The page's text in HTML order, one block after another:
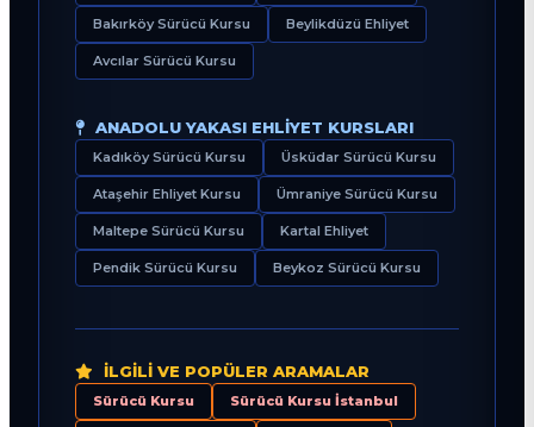
Bakırköy Sürücü Kursu Beylikdüzü Ehliyet
Avcılar Sürücü Kursu
ANADOLU YAKASI EHLIYET KURSLARI
Kadıköy Sürücü Kursu Üsküdar Sürücü Kursu
Ataşehir Ehliyet Kursu Ümraniye Sürücü Kursu
Maltepe Sürücü Kursu Kartal Ehliyet
Pendik Sürücü Kursu Beykoz Sürücü Kursu
İLGILI VE POPÜLER ARAMALAR
Sürücü Kursu Sürücü Kursu İstanbul